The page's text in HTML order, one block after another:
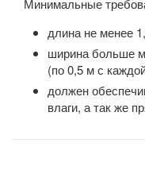
Минимальные
длина не менее
ширина больше
(по 0,5 м с
должен
влаги, а так же